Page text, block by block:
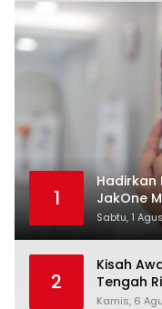
1
Hadirkan
JakOne
Raih
Sabtu, 1
2
Kisah
Tengah
Kamis, 6